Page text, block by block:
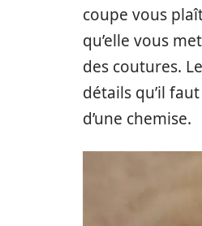
coupe vous
qu’elle vous
des coutures.
détails qu’il
d’une chemise.